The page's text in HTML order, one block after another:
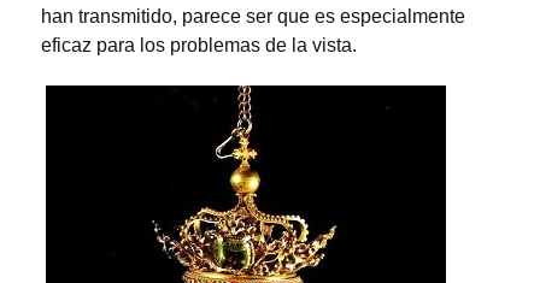
han transmitido, parece ser que es especialmente
eficaz para los problemas de la vista.